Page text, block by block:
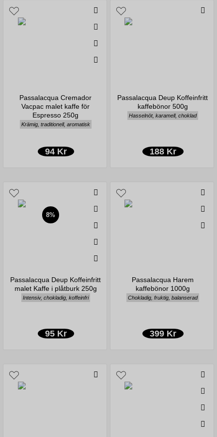
Passalacqua Cremador
Vacpac malet kaffe för
Espresso 250g
Krämig, traditionell, aromatisk
94 Kr
Passalacqua Deup Koffeinfritt
kaffebönor 500g
Hasselnöt, karamell, choklad
188 Kr
8%
Passalacqua Deup Koffeinfritt
malet Kaffe i plåtburk 250g
Intensiv, chokladig, koffeinfri
95 Kr
Passalacqua Harem
kaffebönor 1000g
Chokladig, fruktig, balanserad
399 Kr